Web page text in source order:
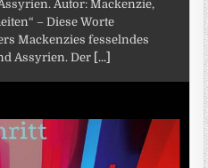
Autor: Mackenzie,
– Diese Worte
Mackenzies fesselndes
Assyrien. Der [...]